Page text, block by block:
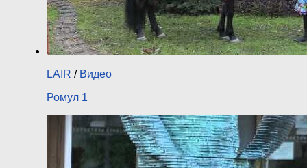
LAIR / Видео
Ромул 1